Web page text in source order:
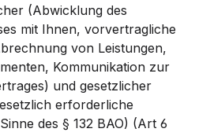
(Abwicklung des
mit Ihnen, vorvertragliche
von Leistungen,
Kommunikation zur
und gesetzlicher
erforderliche
des § 132 BAO) (Art 6